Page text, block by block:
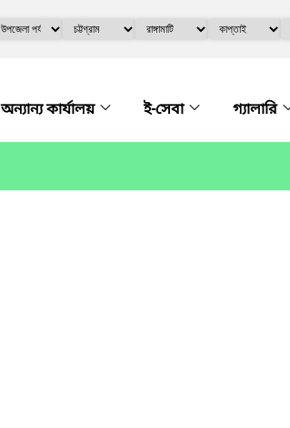
অন্যান্য কার্যালয় ই-সেবা গ্যালারি